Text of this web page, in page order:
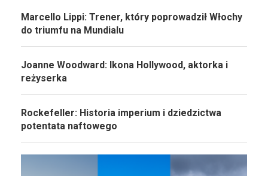
Marcello Lippi: Trener, który poprowadził Włochy
do triumfu na Mundialu
Joanne Woodward: Ikona Hollywood, aktorka i
reżyserka
Rockefeller: Historia imperium i dziedzictwa
potentata naftowego